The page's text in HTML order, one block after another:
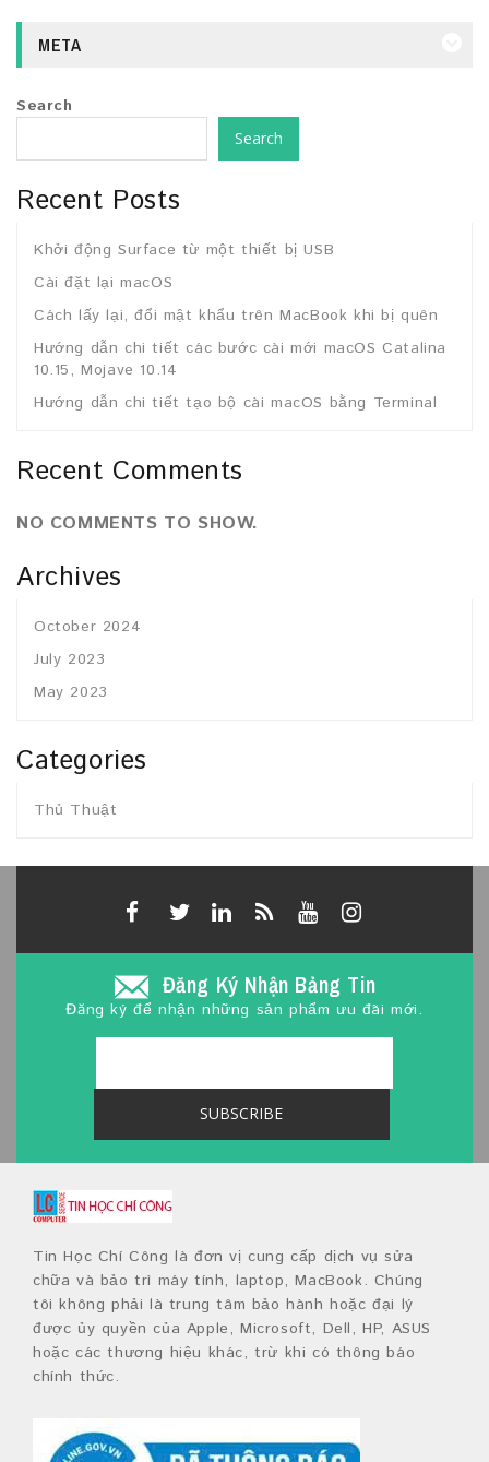
META
Search
Search
Recent Posts
Khởi động Surface từ một thiết bị USB
Cài đặt lại macOS
Cách lấy lại, đổi mật khẩu trên MacBook khi bị quên
Hướng dẫn chi tiết các bước cài mới macOS Catalina
10.15, Mojave 10.14
Hướng dẫn chi tiết tạo bộ cài macOS bằng Terminal
Recent Comments
NO COMMENTS TO SHOW.
Archives
October 2024
July 2023
May 2023
Categories
Thủ Thuật
Đăng Ký Nhận Bảng Tin
Đăng ký để nhận những sản phẩm ưu đãi mới.
Tin Học Chí Công là đơn vị cung cấp dịch vụ sửa
chữa và bảo trì máy tính, laptop, MacBook. Chúng
tôi không phải là trung tâm bảo hành hoặc đại lý
được ủy quyền của Apple, Microsoft, Dell, HP, ASUS
hoặc các thương hiệu khác, trừ khi có thông báo
chính thức.